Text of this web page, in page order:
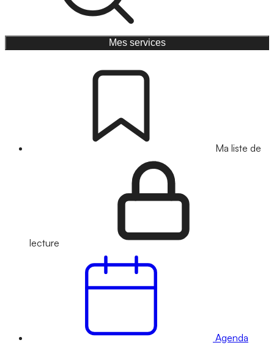
Mes services
Ma liste de
lecture
Agenda